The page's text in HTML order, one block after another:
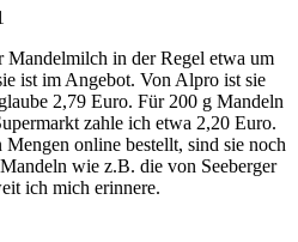
Mandelmilch in der Regel etwa um
ist im Angebot. Von Alpro ist sie
2,79 Euro. Für 200 g Mandeln
zahle ich etwa 2,20 Euro.
online bestellt, sind sie noch
wie z.B. die von Seeberger
ich mich erinnere.